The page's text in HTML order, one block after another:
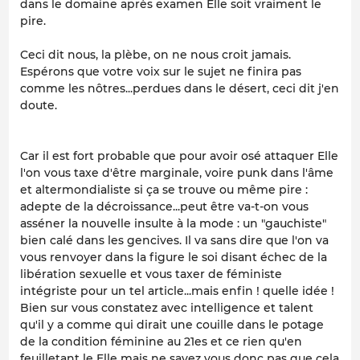
dans le domaine après examen Elle soit vraiment le
pire.
Ceci dit nous, la plèbe, on ne nous croit jamais.
Espérons que votre voix sur le sujet ne finira pas
comme les nôtres...perdues dans le désert, ceci dit j'en
doute.
Car il est fort probable que pour avoir osé attaquer Elle
l'on vous taxe d'être marginale, voire punk dans l'âme
et altermondialiste si ça se trouve ou même pire :
adepte de la décroissance...peut être va-t-on vous
asséner la nouvelle insulte à la mode : un "gauchiste"
bien calé dans les gencives. Il va sans dire que l'on va
vous renvoyer dans la figure le soi disant échec de la
libération sexuelle et vous taxer de féministe
intégriste pour un tel article...mais enfin ! quelle idée !
Bien sur vous constatez avec intelligence et talent
qu'il y a comme qui dirait une couille dans le potage
de la condition féminine au 21es et ce rien qu'en